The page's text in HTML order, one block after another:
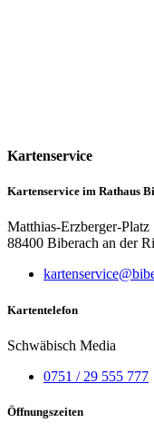
Kartenservice
Kartenservice im Rathaus
Matthias-Erzberger-Platz
88400 Biberach an der
Kartentelefon
Schwäbisch Media
0751 / 29 555 777
Öffnungszeiten